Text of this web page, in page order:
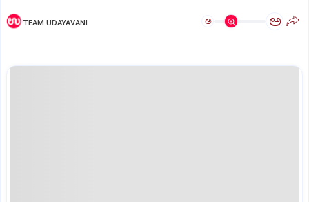
TEAM UDAYAVANI ಅ ಅ